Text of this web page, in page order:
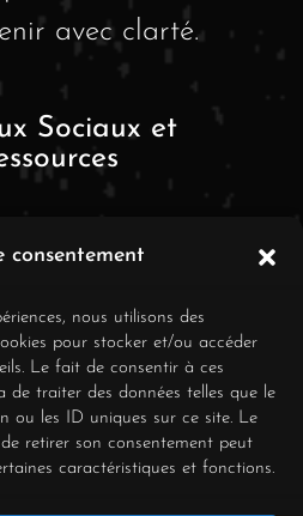
consentement
nous utilisons des
pour stocker et/ou accéder
Le fait de consentir à ces
de traiter des données telles que le
ou les ID uniques sur ce site. Le
retirer son consentement peut
caractéristiques et fonctions.
avec clarté.
Sociaux et
FAQ
Légales
générales de
vente